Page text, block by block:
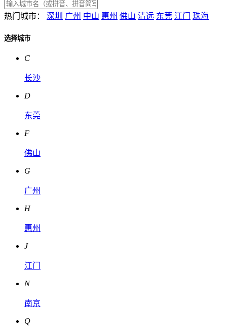
热门城市： 深圳 广州 中山 惠州 佛山 清远 东莞 江门 珠海
选择城市
C
长沙
D
东莞
F
佛山
G
广州
H
惠州
J
江门
N
南京
Q